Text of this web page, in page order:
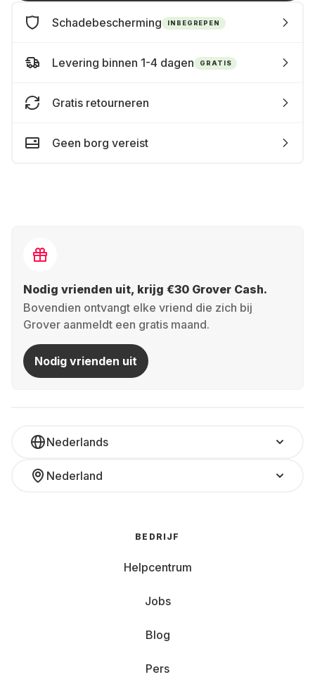
Schadebescherming INBEGREPEN
Levering binnen 1-4 dagen GRATIS
Gratis retourneren
Geen borg vereist
Nodig vrienden uit, krijg €30 Grover Cash.
Bovendien ontvangt elke vriend die zich bij
Grover aanmeldt een gratis maand.
Nodig vrienden uit
Nederlands
Nederland
BEDRIJF
Helpcentrum
Jobs
Blog
Pers